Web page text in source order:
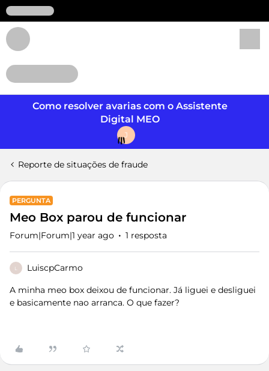
Como resolver avarias com o Assistente
Digital MEO
J
Reporte de situações de fraude
PERGUNTA
Meo Box parou de funcionar
Forum|Forum|1 year ago 1 resposta
L LuiscpCarmo
A minha meo box deixou de funcionar. Já liguei e desliguei
e basicamente nao arranca. O que fazer?